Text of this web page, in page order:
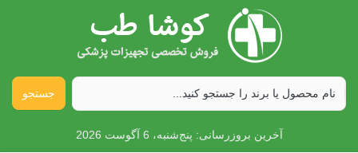
جستجو
آخرین بروزرسانی: پنج‌شنبه، 6 آگوست 2026